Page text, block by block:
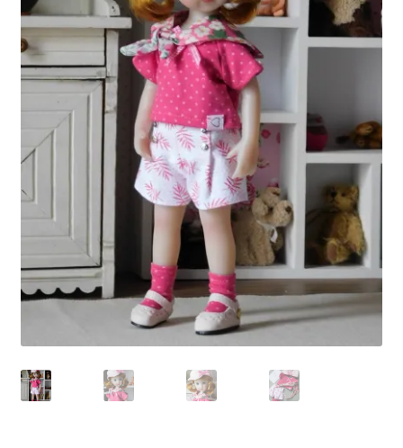
Page Boutique
Panier
Politique de confidentialité
Politique de cookies (UE)
Validation de la commande